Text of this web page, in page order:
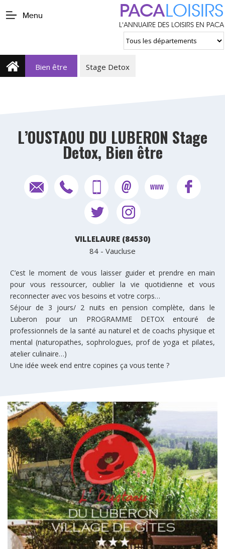
Menu PACALOISIRS
L'ANNUAIRE DES LOISIRS EN PACA
Bien être Stage Detox
L’OUSTAOU DU LUBERON Stage
Detox, Bien être
VILLELAURE (84530)
84 - Vaucluse
C’est le moment de vous laisser guider et prendre en main
pour vous ressourcer, oublier la vie quotidienne et vous
reconnecter avec vos besoins et votre corps…
Séjour de 3 jours/ 2 nuits en pension complète, dans le
Luberon pour un PROGRAMME DETOX entouré de
professionnels de la santé au naturel et de coachs physique et
mental (naturopathes, sophrologues, prof de yoga et pilates,
atelier culinaire…)
Une idée week end entre copines ça vous tente ?